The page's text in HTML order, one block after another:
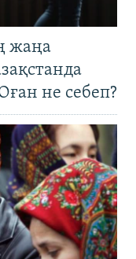
жаңа
не себеп?